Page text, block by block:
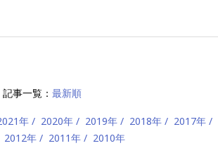
記事一覧： 最新順
年 2020年 2019年 2018年 2017年
2012年 2011年 2010年